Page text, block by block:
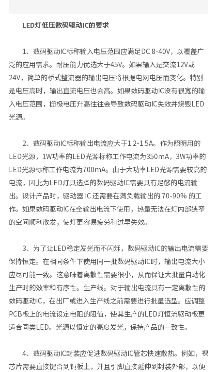
LED灯低压数码驱动IC的要求
1、数码驱动IC标称输入电压范围应满足DC 8-40V，以覆盖广
泛的应用需求。耐压能力优选大于45V。如果输入是交流12V或
24V，简单的桥式整流器的输出电压将根据电网电压而变化。特别
是电压高时，输出直流电压也会高。如果数码驱动IC没有很宽的输
入电压范围，栅极电压升高往往会导致数码驱动IC失效并烧毁LED
光源。
2、数码驱动IC标称输出电流应大于1.2-1.5A。作为照明用的
LED光源，1W功率的LED光源标称工作电流为350mA，3W功率的
LED光源标称工作电流为700mA。由于大功率LED光源需要较高的
电流，因此为LED灯具选择的数码驱动IC需要具有足够的电流输
出。设计产品时，驱动器 IC 还需要在满负载输出的 70-90% 的工
作。如果数码驱动IC在全输出电流下使用，热量无法在灯内部狭窄
的空间顺利散发，使灯更容易疲劳和过早失效。
3、为了让LED稳定发光而不闪烁，数码驱动IC的输出电流需要
保持恒定。在相同条件下使用同一批数码驱动IC时，输出电流大小
应尽可能一致。这意味着离散性需要很小，从而保证大批量自动化
生产时的效率和有序性。生产线。对于输出电流具有一定离散性的
数码驱动IC，在出厂或进入生产线之前需要进行批量选型。应调整
PCB板上的电流设定电阻的阻值，使其生产的LED灯恒流驱动板更
适合同类LED。光源以恒定的亮度发光，保持产品的一致性。
4、数码驱动IC封装应促进数码驱动IC管芯快速散热。例如，裸
芯片需要直接键合到铜板上，并且引脚直接延伸到封装外部，以便